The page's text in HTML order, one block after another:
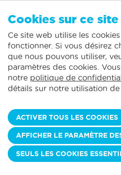
Comprend la consommation
La plus grande offre de
Des jours
Vous pouvez ajouter des hébergements à
klikken.
St.-Idesbald:
Koksijde:
Wenduine:
Blankenberge:
HOOGSTRAAT
Cookies sur ce
Ce site web utilise les
fonctionner. Si vous désirez
que nous pouvons utiliser,
paramètres des cookies.
notre politique de
détails sur notre utilisation de
ACTIVER TOUS LES COOKIES
AFFICHER LE PARAMÈTRE
SEULS LES COOKIES